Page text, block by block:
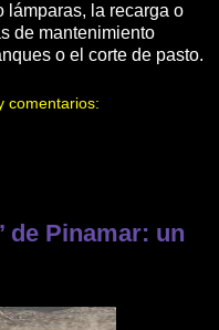
lámparas, la recarga o
de mantenimiento
o el corte de pasto.
comentarios:
de Pinamar: un